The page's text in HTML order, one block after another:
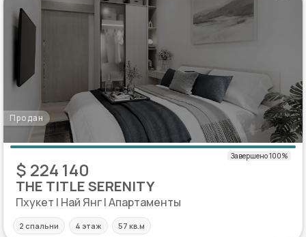
Продан
$ 224 140
THE TITLE SERENITY
Пхукет | Най Янг | Апартаменты
2 спальни 4 этаж 57 кв.м